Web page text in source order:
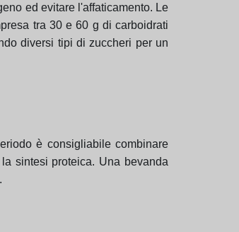
ed evitare l'affaticamento. Le
tra 30 e 60 g di carboidrati
diversi tipi di zuccheri per un
è consigliabile combinare
sintesi proteica. Una bevanda